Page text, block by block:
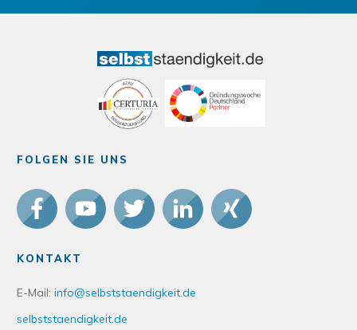
FOLGEN SIE UNS
KONTAKT
E-Mail: info@selbststaendigkeit.de
selbststaendigkeit.de